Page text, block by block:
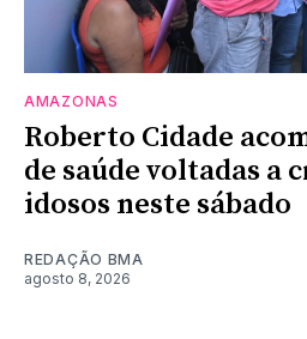
AMAZONAS
Roberto Cidade
de saúde voltadas a
idosos neste sábado
REDAÇÃO BMA
agosto 8, 2026